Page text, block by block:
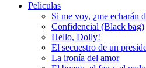
Peliculas
Si me voy, ¿me echarán
Confidencial (Black bag)
Hello, Dolly!
El secuestro de un
La ironía del amor